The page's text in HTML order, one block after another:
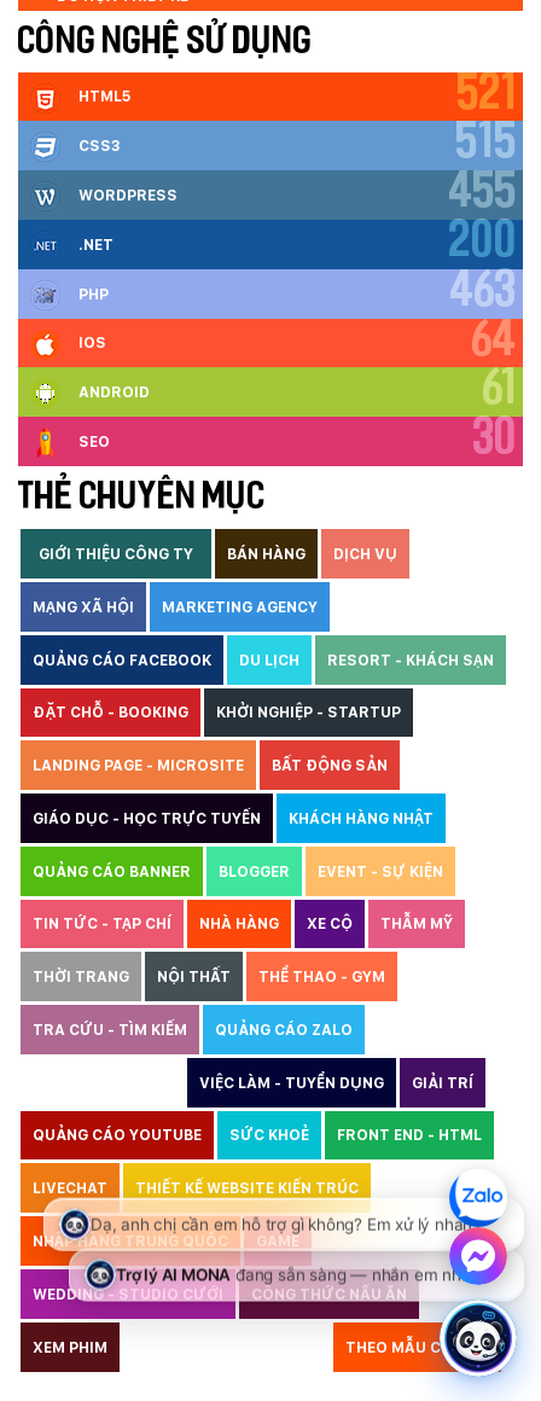
CÔNG NGHỆ SỬ DỤNG
HTML5 521
CSS3 515
WORDPRESS 455
.NET 200
PHP 463
IOS 64
ANDROID 61
SEO 30
THẺ CHUYÊN MỤC
GIỚI THIỆU CÔNG TY BÁN HÀNG DỊCH VỤ
MẠNG XÃ HỘI MARKETING AGENCY
QUẢNG CÁO FACEBOOK DU LỊCH RESORT - KHÁCH SẠN
ĐẶT CHỖ - BOOKING KHỞI NGHIỆP - STARTUP
LANDING PAGE - MICROSITE BẤT ĐỘNG SẢN
GIÁO DỤC - HỌC TRỰC TUYẾN KHÁCH HÀNG NHẬT
QUẢNG CÁO BANNER BLOGGER EVENT - SỰ KIỆN
TIN TỨC - TẠP CHÍ NHÀ HÀNG XE CỘ THẪM MỸ
THỜI TRANG NỘI THẤT THỂ THAO - GYM
TRA CỨU - TÌM KIẾM QUẢNG CÁO ZALO
VIỆC LÀM - TUYỂN DỤNG GIẢI TRÍ
QUẢNG CÁO YOUTUBE SỨC KHOẺ FRONT END - HTML
LIVECHAT THIẾT KẾ WEBSITE KIẾN TRÚC
NHẬP HÀNG TRUNG QUỐC GAME
WEDDING - STUDIO CƯỚI CÔNG THỨC NẤU ĂN
XEM PHIM THEO MẪU CÓ SẴN